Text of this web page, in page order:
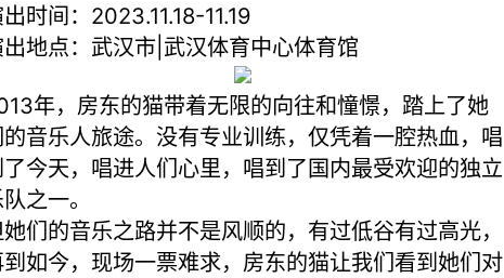
时间：2023.11.18-11.19
地点：武汉市|武汉体育中心体育馆
年，房东的猫带着无限的向往和憧憬，踏上了她
音乐人旅途。没有专业训练，仅凭着一腔热血，唱
今天，唱进人们心里，唱到了国内最受欢迎的独立
之一。
们的音乐之路并不是风顺的，有过低谷有过高光，
如今，现场一票难求，房东的猫让我们看到她们对